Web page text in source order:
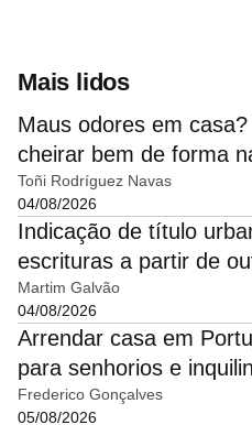
Mais lidos
Maus odores em
cheirar bem de forma
Toñi Rodríguez Navas
04/08/2026
Indicação de título
escrituras a partir de
Martim Galvão
04/08/2026
Arrendar casa em
para senhorios e
Frederico Gonçalves
05/08/2026